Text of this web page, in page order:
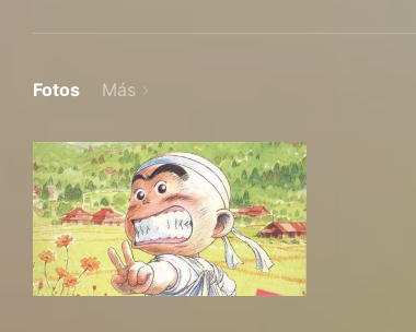
Fotos Más